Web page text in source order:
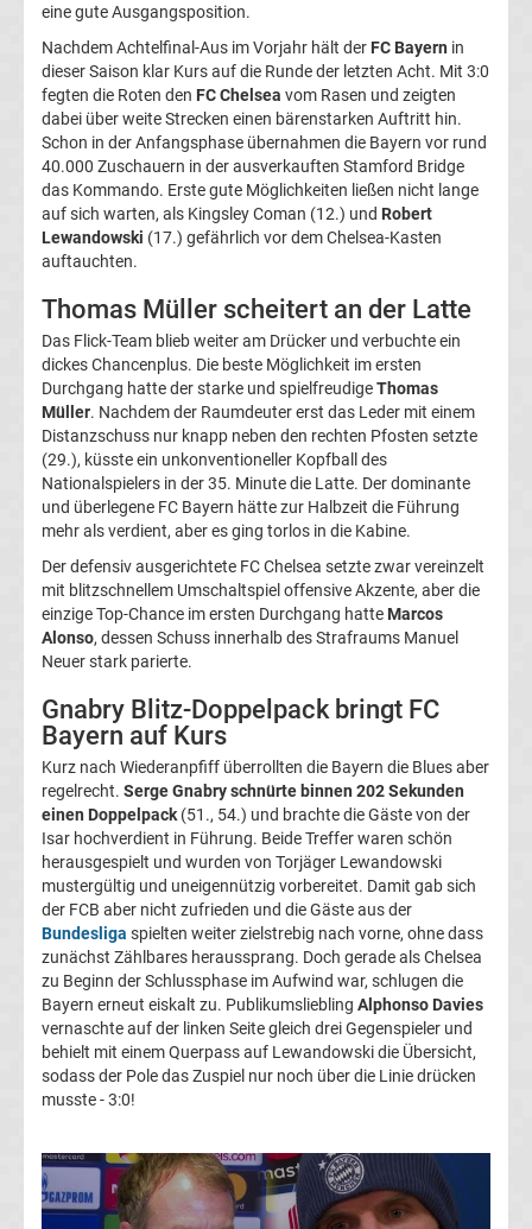
League
Premier
League
La
Liga
Serie
A
Türk.
Süper
Internat.
Fußball
UEFA
Youth
League
Fußball
WM
Fußball
EM
Amateurfußball
eine gute Ausgangsposition.
Nachdem Achtelfinal-Aus im Vorjahr hält der FC Bayern in
dieser Saison klar Kurs auf die Runde der letzten Acht. Mit 3:0
fegten die Roten den FC Chelsea vom Rasen und zeigten
dabei über weite Strecken einen bärenstarken Auftritt hin.
Schon in der Anfangsphase übernahmen die Bayern vor rund
40.000 Zuschauern in der ausverkauften Stamford Bridge
das Kommando. Erste gute Möglichkeiten ließen nicht lange
auf sich warten, als Kingsley Coman (12.) und Robert
Lewandowski (17.) gefährlich vor dem Chelsea-Kasten
auftauchten.
Thomas Müller scheitert an der Latte
Das Flick-Team blieb weiter am Drücker und verbuchte ein
dickes Chancenplus. Die beste Möglichkeit im ersten
Durchgang hatte der starke und spielfreudigeThomas
Müller. Nachdem der Raumdeuter erst das Leder mit einem
Distanzschuss nur knapp neben den rechten Pfosten setzte
(29.), küsste ein unkonventioneller Kopfball des
Nationalspielers in der 35. Minute die Latte. Der dominante
und überlegene FC Bayern hätte zur Halbzeit die Führung
mehr als verdient, aber es ging torlos in die Kabine.
Der defensiv ausgerichtete FC Chelsea setzte zwar vereinzelt
mit blitzschnellem Umschaltspiel offensive Akzente, aber die
einzige Top-Chance im ersten Durchgang hatte Marcos
Alonso, dessen Schuss innerhalb des Strafraums Manuel
Neuer stark parierte.
Gnabry Blitz-Doppelpack bringt FC
Bayern auf Kurs
Kurz nach Wiederanpfiff überrollten die Bayern die Blues aber
regelrecht. Serge Gnabry schnürte binnen 202 Sekunden
einen Doppelpack (51., 54.) und brachte die Gäste von der
Isar hochverdient in Führung. Beide Treffer waren schön
herausgespielt und wurden von Torjäger Lewandowski
mustergültig und uneigennützig vorbereitet. Damit gab sich
der FCB aber nicht zufrieden und die Gäste aus der
Bundesliga spielten weiter zielstrebig nach vorne, ohne dass
zunächst Zählbares heraussprang. Doch gerade als Chelsea
zu Beginn der Schlussphase im Aufwind war, schlugen die
Bayern erneut eiskalt zu. Publikumsliebling Alphonso Davies
vernaschte auf der linken Seite gleich drei Gegenspieler und
behielt mit einem Querpass auf Lewandowski die Übersicht,
sodass der Pole das Zuspiel nur noch über die Linie drücken
musste - 3:0!